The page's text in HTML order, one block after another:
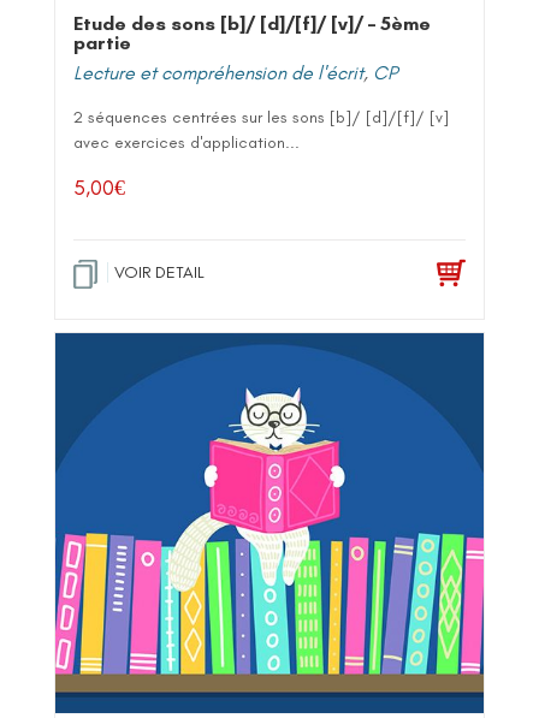
Etude des sons [b]/ [d]/[f]/ [v]/ – 5ème
partie
Lecture et compréhension de l'écrit, CP
2 séquences centrées sur les sons [b]/ [d]/[f]/ [v]
avec exercices d'application...
5,00€
VOIR DETAIL